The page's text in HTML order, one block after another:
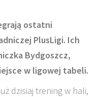
ostatni
PlusLigi. Ich
Bydgoszcz,
w ligowej tabeli.
dzisiaj trening w hali,